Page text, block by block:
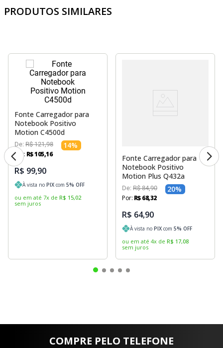
PRODUTOS SIMILARES
Fonte Carregador para
Notebook Positivo
Motion C4500d
De: R$ 121,98 14%
Por: R$105,16
R$ 99,90
À vista no PIX com 5% OFF
ou em até 7x de R$ 15,02
sem juros
Fonte Carregador para
Notebook Positivo
Motion Plus Q432a
De: R$ 84,90 20%
Por: R$68,32
R$ 64,90
À vista no PIX com 5% OFF
ou em até 4x de R$ 17,08
sem juros
COMPRE PELO TELEFONE